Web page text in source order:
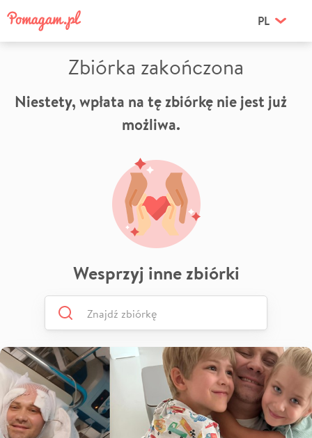
PL
Zbiórka zakończona
Niestety, wpłata na tę zbiórkę nie jest już
możliwa.
Wesprzyj inne zbiórki